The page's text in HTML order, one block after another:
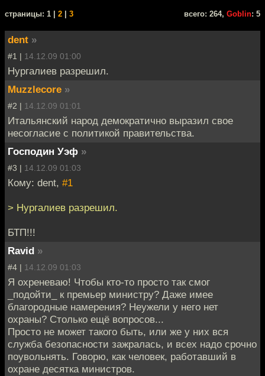
cтраницы: 1 | 2 3 всего: 264, Goblin: 5
dent »
#1 | 14.12.09 01:00
Нургалиев разрешил.
Muzzlecore »
#2 | 14.12.09 01:01
Итальянский народ демократично выразил свое
несогласие с политикой правительства.
Господин Уэф »
#3 | 14.12.09 01:03
Кому: dent, #1
> Нургалиев разрешил.
БТП!!!
Ravid »
#4 | 14.12.09 01:03
Я охреневаю! Чтобы кто-то просто так смог
_подойти_ к премьер министру? Даже имее
благородные намерения? Неужели у него нет
охраны? Столько ещё вопросов...
Просто не может такого быть, или же у них вся
служба безопасности зажралась, и всех надо срочно
поувольнять. Говорю, как человек, работавший в
охране десятка министров.